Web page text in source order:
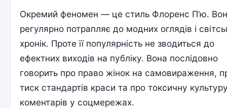
Окремий феномен — це стиль Флоренс П’ю.
регулярно потрапляє до модних оглядів і
хронік. Проте її популярність не зводиться до
ефектних виходів на публіку. Вона послідовно
говорить про право жінок на самовираження,
тиск стандартів краси та про токсичну
коментарів у соцмережах.